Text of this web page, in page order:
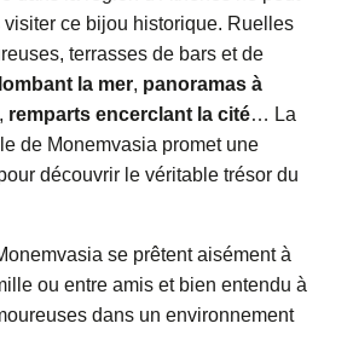
ce bijou historique. Ruelles
terrasses de bars et de
la mer, panoramas à
, remparts encerclant la cité… La
de Monemvasia promet une
découvrir le véritable trésor du
se prêtent aisément à
ou entre amis et bien entendu à
dans un environnement